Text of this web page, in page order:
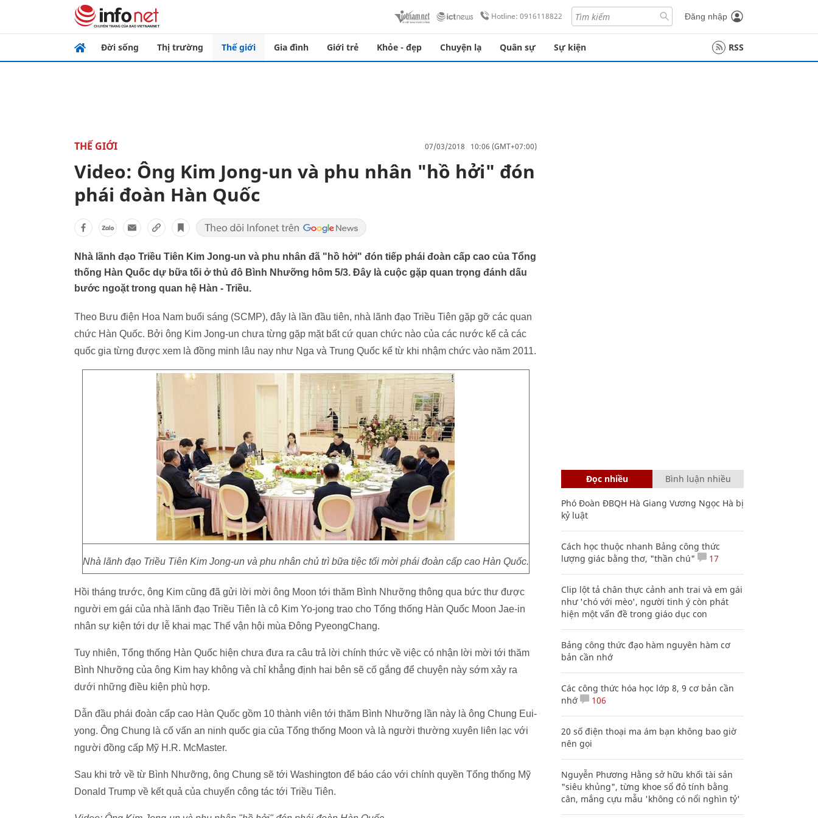
Hotline: 0916118822 Đăng nhập
Đời sống Thị trường Thế giới Gia đình Giới trẻ Khỏe - đẹp Chuyện lạ Quân sự Sự kiện RSS
THẾ GIỚI 07/03/2018 10:06 (GMT+07:00)
Video: Ông Kim Jong-un và phu nhân "hồ hởi" đón
phái đoàn Hàn Quốc
Nhà lãnh đạo Triều Tiên Kim Jong-un và phu nhân đã "hồ hởi" đón tiếp phái đoàn cấp cao của Tổng
thống Hàn Quốc dự bữa tối ở thủ đô Bình Nhưỡng hôm 5/3. Đây là cuộc gặp quan trọng đánh dấu
bước ngoặt trong quan hệ Hàn - Triều.
Theo Bưu điện Hoa Nam buổi sáng (SCMP), đây là lần đầu tiên, nhà lãnh đạo Triều Tiên gặp gỡ các quan
chức Hàn Quốc. Bởi ông Kim Jong-un chưa từng gặp mặt bất cứ quan chức nào của các nước kể cả các
quốc gia từng được xem là đồng minh lâu nay như Nga và Trung Quốc kể từ khi nhậm chức vào năm 2011.
Nhà lãnh đạo Triều Tiên Kim Jong-un và phu nhân chủ trì bữa tiệc tối mời phái đoàn cấp cao Hàn Quốc.
Hồi tháng trước, ông Kim cũng đã gửi lời mời ông Moon tới thăm Bình Nhưỡng thông qua bức thư được
người em gái của nhà lãnh đạo Triều Tiên là cô Kim Yo-jong trao cho Tổng thống Hàn Quốc Moon Jae-in
nhân sự kiện tới dự lễ khai mạc Thế vận hội mùa Đông PyeongChang.
Tuy nhiên, Tổng thống Hàn Quốc hiện chưa đưa ra câu trả lời chính thức về việc có nhận lời mời tới thăm
Bình Nhưỡng của ông Kim hay không và chỉ khẳng định hai bên sẽ cố gắng để chuyện này sớm xảy ra
dưới những điều kiện phù hợp.
Dẫn đầu phái đoàn cấp cao Hàn Quốc gồm 10 thành viên tới thăm Bình Nhưỡng lần này là ông Chung Eui-
yong. Ông Chung là cố vấn an ninh quốc gia của Tổng thống Moon và là người thường xuyên liên lạc với
người đồng cấp Mỹ H.R. McMaster.
Sau khi trở về từ Bình Nhưỡng, ông Chung sẽ tới Washington để báo cáo với chính quyền Tổng thống Mỹ
Donald Trump về kết quả của chuyến công tác tới Triều Tiên.
Đọc nhiều Bình luận nhiều
Phó Đoàn ĐBQH Hà Giang Vương Ngọc Hà bị
kỷ luật
Cách học thuộc nhanh Bảng công thức
lượng giác bằng thơ, "thần chú"
17
Clip lột tả chân thực cảnh anh trai và em gái
như 'chó với mèo', người tinh ý còn phát
hiện một vấn đề trong giáo dục con
Bảng công thức đạo hàm nguyên hàm cơ
bản cần nhớ
Các công thức hóa học lớp 8, 9 cơ bản cần
nhớ
106
20 số điện thoại ma ám bạn không bao giờ
nên gọi
Nguyễn Phương Hằng sở hữu khối tài sản
"siêu khủng", từng khoe sổ đỏ tính bằng
cân, mắng cựu mẫu 'không có nổi nghìn tỷ'